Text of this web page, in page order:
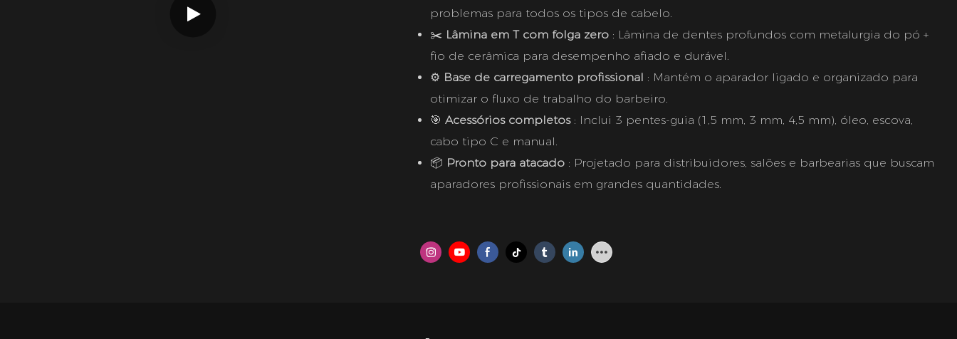
problemas para todos os tipos de cabelo.
✂️ Lâmina em T com folga zero : Lâmina de dentes profundos com metalurgia do pó +
fio de cerâmica para desempenho afiado e durável.
⚙️ Base de carregamento profissional : Mantém o aparador ligado e organizado para
otimizar o fluxo de trabalho do barbeiro.
🎯Acessórios completos : Inclui 3 pentes-guia (1,5 mm, 3 mm, 4,5 mm), óleo, escova,
cabo tipo C e manual.
📦 Pronto para atacado : Projetado para distribuidores, salões e barbearias que buscam
aparadores profissionais em grandes quantidades.